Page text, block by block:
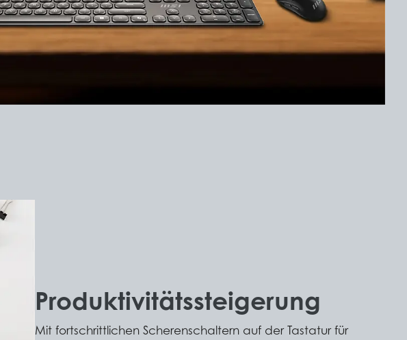
Produktivitätssteigerung
Mit fortschrittlichen Scherenschaltern auf der Tastatur für